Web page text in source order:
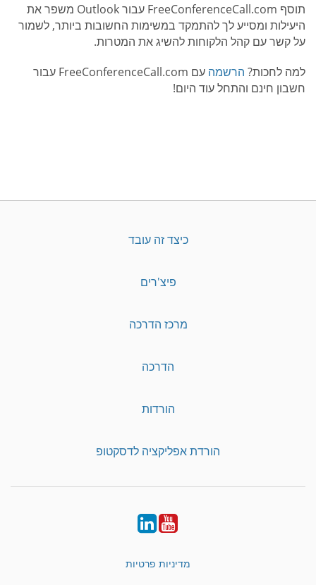
תוסף FreeConferenceCall.com עבור Outlook משפר את
היעילות ומסייע לך להתמקד במשימות החשובות ביותר, לשמור
על קשר עם קהל הלקוחות להשיג את המטרות.
למה לחכות? הרשמה
עם FreeConferenceCall.com עבור
חשבון חינם והתחל עוד היום!
כיצד זה עובד
פיצ'רים
מרכז הדרכה
הדרכה
הורדות
הורדת אפליקציה לדסקטופ
YouTube
LinkedIn
מדיניות פרטיות